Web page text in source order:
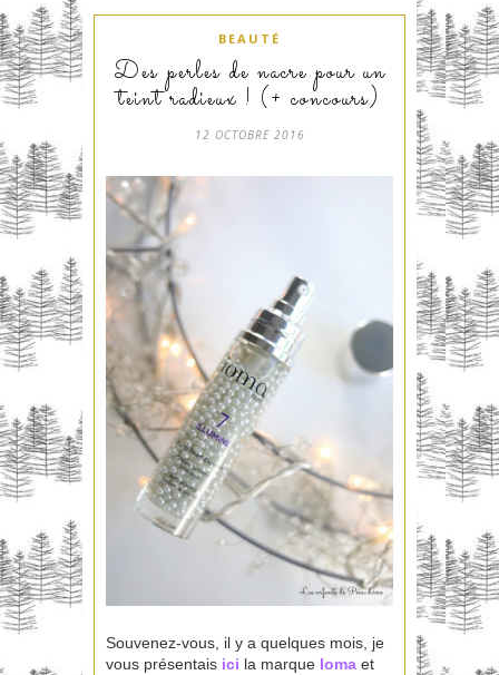
BEAUTÉ
Des perles de nacre pour un
teint radieux ! (+ concours)
12 OCTOBRE 2016
Souvenez-vous, il y a quelques mois, je
vous présentais ici la marque Ioma et